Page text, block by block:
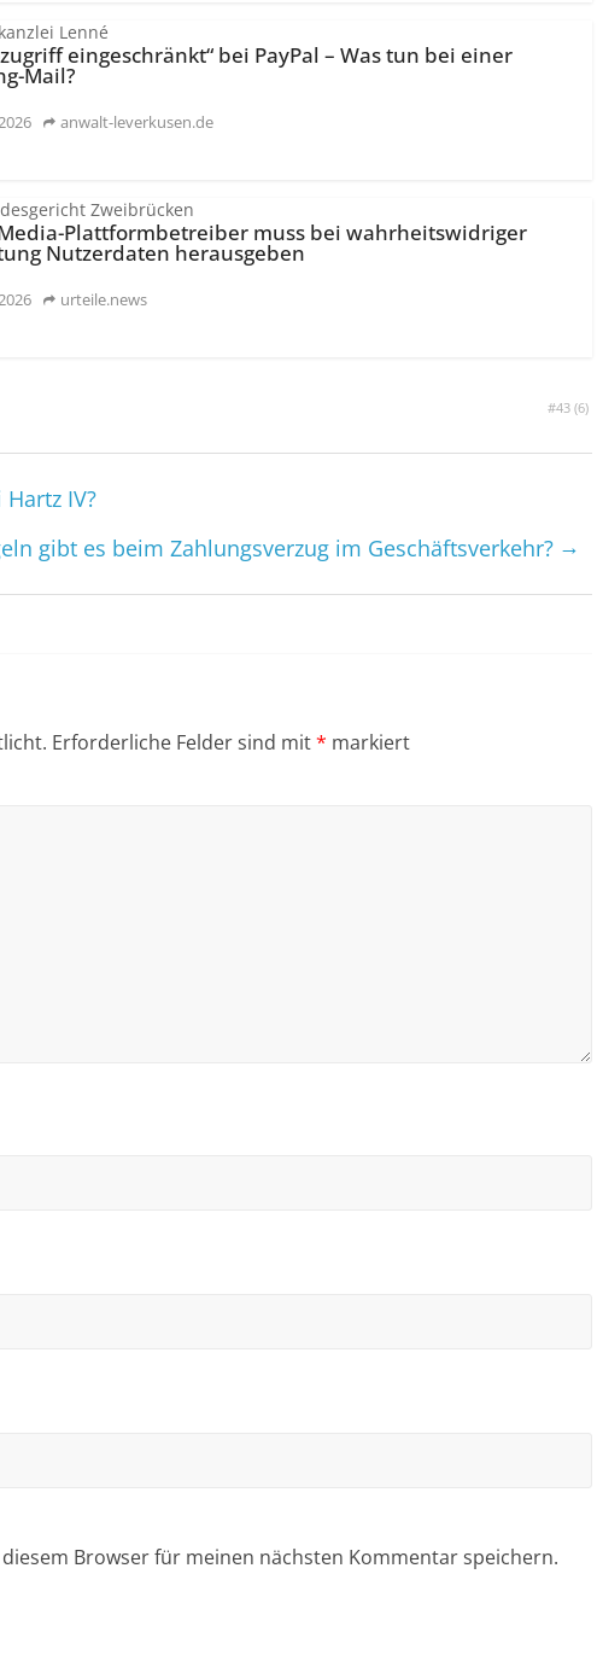
#43 (6)
Lenné
eingeschränkt“ bei PayPal – Was tun bei einer
Mail?
anwalt-leverkusen.de
Zweibrücken
Plattformbetreiber muss bei wahrheitswidriger
Nutzerdaten herausgeben
urteile.news
IV?
gibt es beim Zahlungsverzug im Geschäftsverkehr? →
Erforderliche Felder sind mit* markiert
Browser für meinen nächsten Kommentar speichern.